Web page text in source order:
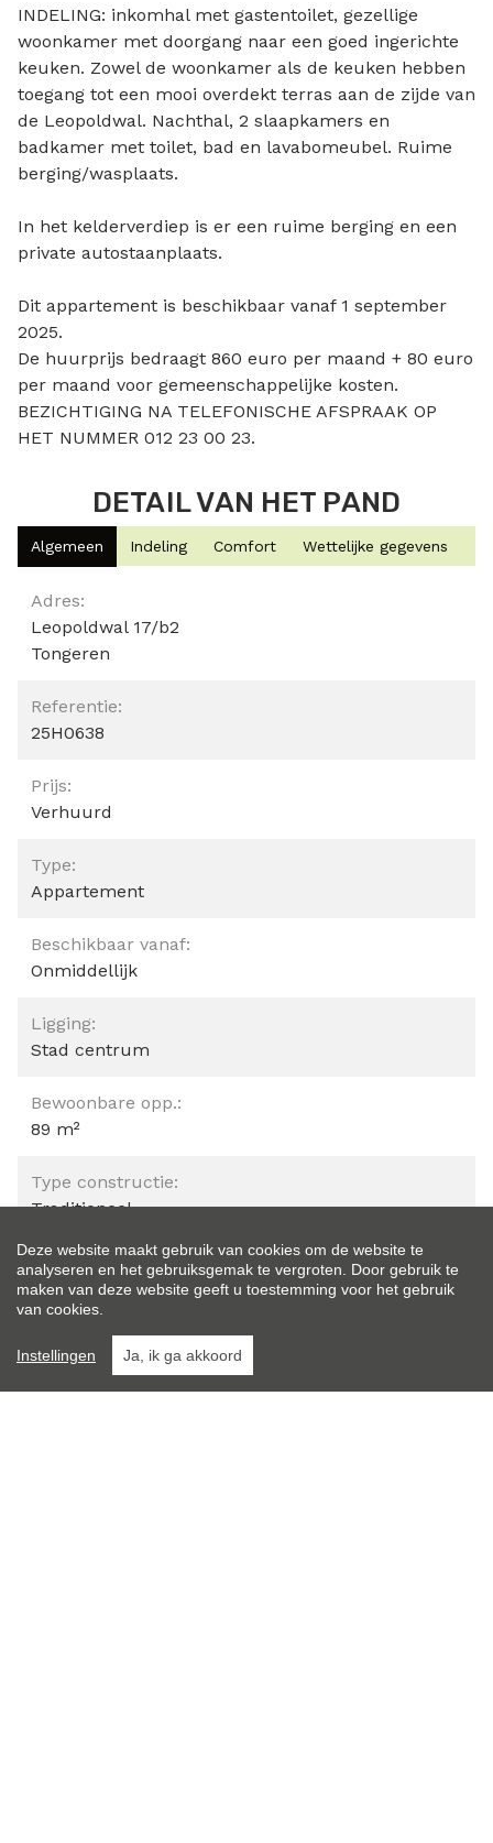
INDELING: inkomhal met gastentoilet, gezellige
woonkamer met doorgang naar een goed ingerichte
keuken. Zowel de woonkamer als de keuken hebben
toegang tot een mooi overdekt terras aan de zijde van
de Leopoldwal. Nachthal, 2 slaapkamers en
badkamer met toilet, bad en lavabomeubel. Ruime
berging/wasplaats.
In het kelderverdiep is er een ruime berging en een
private autostaanplaats.
Dit appartement is beschikbaar vanaf 1 september
2025.
De huurprijs bedraagt 860 euro per maand + 80 euro
per maand voor gemeenschappelijke kosten.
BEZICHTIGING NA TELEFONISCHE AFSPRAAK OP
HET NUMMER 012 23 00 23.
DETAIL VAN HET PAND
Algemeen Indeling Comfort Wettelijke gegevens
Algemeen
Adres:
Leopoldwal 17/b2
Tongeren
Referentie:
25H0638
Prijs:
Verhuurd
Type:
Appartement
Beschikbaar vanaf:
Onmiddellijk
Ligging:
Stad centrum
Bewoonbare opp.:
89 m²
Type constructie:
Traditioneel
Bouwjaar:
2007
Op verdieping:
2
Deze website maakt gebruik van cookies om de website te
analyseren en het gebruiksgemak te vergroten. Door gebruik te
maken van deze website geeft u toestemming voor het gebruik
van cookies.
Instellingen Ja, ik ga akkoord